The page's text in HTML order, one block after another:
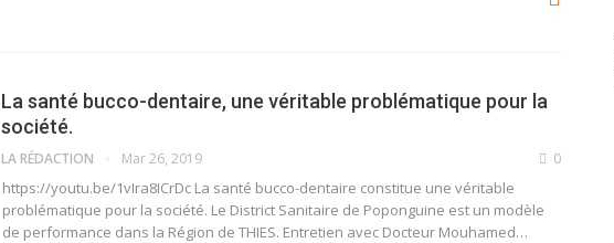
La santé bucco-dentaire, une véritable problématique pour la
société.
LA RÉDACTION Mar 26, 2019 0
https://youtu.be/1vIra8ICrDc La santé bucco-dentaire constitue une véritable
problématique pour la société. Le District Sanitaire de Poponguine est un modèle
de performance dans la Région de THIES. Entretien avec Docteur Mouhamed…